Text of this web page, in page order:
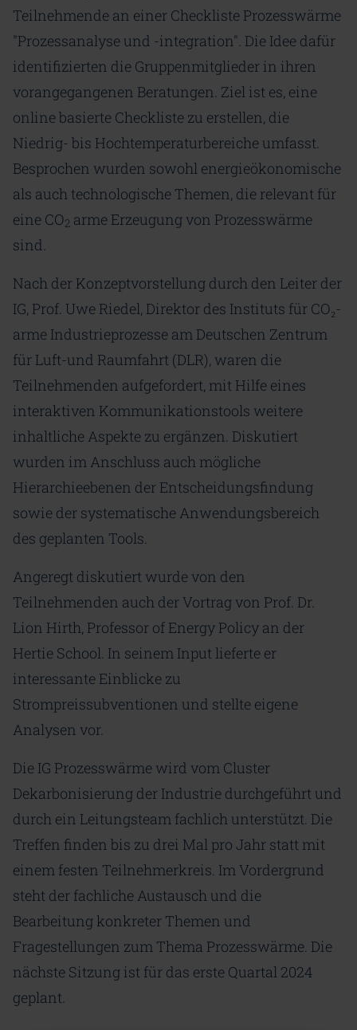
Teilnehmende an einer Checkliste Prozesswärme
"Prozessanalyse und -integration". Die Idee dafür
identifizierten die Gruppenmitglieder in ihren
vorangegangenen Beratungen. Ziel ist es, eine
online basierte Checkliste zu erstellen, die
Niedrig- bis Hochtemperaturbereiche umfasst.
Besprochen wurden sowohl energieökonomische
als auch technologische Themen, die relevant für
eine CO2 arme Erzeugung von Prozesswärme
sind.
Nach der Konzeptvorstellung durch den Leiter der
IG, Prof. Uwe Riedel, Direktor des Instituts für CO₂-
arme Industrieprozesse am Deutschen Zentrum
für Luft-und Raumfahrt (DLR), waren die
Teilnehmenden aufgefordert, mit Hilfe eines
interaktiven Kommunikationstools weitere
inhaltliche Aspekte zu ergänzen. Diskutiert
wurden im Anschluss auch mögliche
Hierarchieebenen der Entscheidungsfindung
sowie der systematische Anwendungsbereich
des geplanten Tools.
Angeregt diskutiert wurde von den
Teilnehmenden auch der Vortrag von Prof. Dr.
Lion Hirth, Professor of Energy Policy an der
Hertie School. In seinem Input lieferte er
interessante Einblicke zu
Strompreissubventionen und stellte eigene
Analysen vor.
Die IG Prozesswärme wird vom Cluster
Dekarbonisierung der Industrie durchgeführt und
durch ein Leitungsteam fachlich unterstützt. Die
Treffen finden bis zu drei Mal pro Jahr statt mit
einem festen Teilnehmerkreis. Im Vordergrund
steht der fachliche Austausch und die
Bearbeitung konkreter Themen und
Fragestellungen zum Thema Prozesswärme. Die
nächste Sitzung ist für das erste Quartal 2024
geplant.